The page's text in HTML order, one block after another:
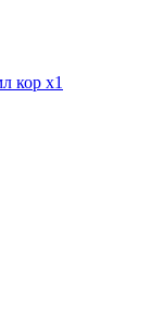
кор x1